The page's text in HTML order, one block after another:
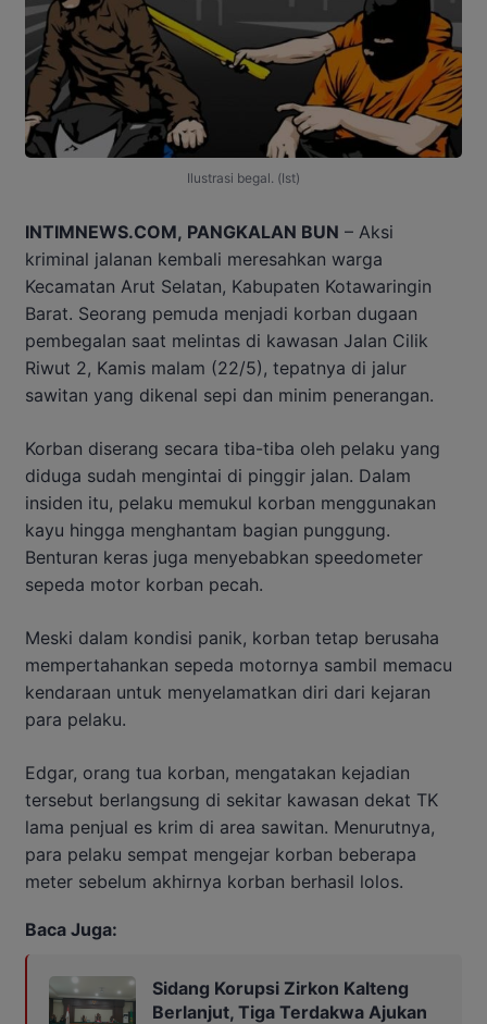
Ilustrasi begal. (Ist)
INTIMNEWS.COM, PANGKALAN BUN – Aksi
kriminal jalanan kembali meresahkan warga
Kecamatan Arut Selatan, Kabupaten Kotawaringin
Barat. Seorang pemuda menjadi korban dugaan
pembegalan saat melintas di kawasan Jalan Cilik
Riwut 2, Kamis malam (22/5), tepatnya di jalur
sawitan yang dikenal sepi dan minim penerangan.
Korban diserang secara tiba-tiba oleh pelaku yang
diduga sudah mengintai di pinggir jalan. Dalam
insiden itu, pelaku memukul korban menggunakan
kayu hingga menghantam bagian punggung.
Benturan keras juga menyebabkan speedometer
sepeda motor korban pecah.
Meski dalam kondisi panik, korban tetap berusaha
mempertahankan sepeda motornya sambil memacu
kendaraan untuk menyelamatkan diri dari kejaran
para pelaku.
Edgar, orang tua korban, mengatakan kejadian
tersebut berlangsung di sekitar kawasan dekat TK
lama penjual es krim di area sawitan. Menurutnya,
para pelaku sempat mengejar korban beberapa
meter sebelum akhirnya korban berhasil lolos.
Baca Juga:
Sidang Korupsi Zirkon Kalteng
Berlanjut, Tiga Terdakwa Ajukan